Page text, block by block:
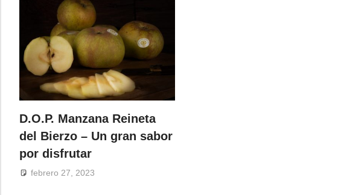
D.O.P. Manzana Reineta
del Bierzo – Un gran sabor
por disfrutar
febrero 27, 2023